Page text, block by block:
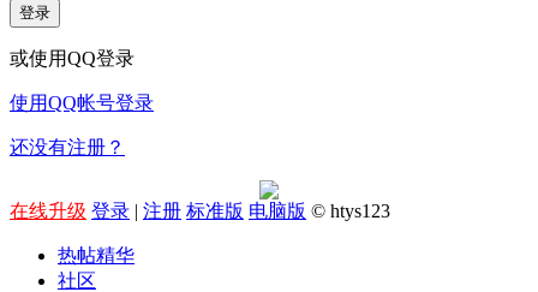
登录
或使用QQ登录
使用QQ帐号登录
还没有注册？
在线升级 登录 | 注册 标准版 电脑版 © htys123
热帖精华
社区